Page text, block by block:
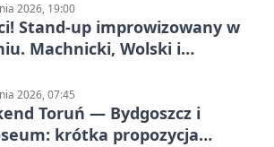
2026, 19:00
Stand-up improwizowany w
Machnicki, Wolski i
2026, 07:45
Toruń — Bydgoszcz i
krótka propozycja